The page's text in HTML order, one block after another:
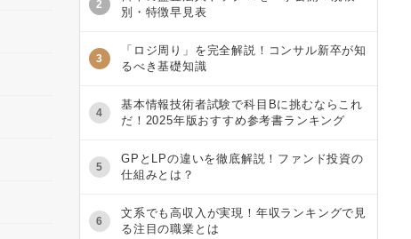
2
別・特徴早見表
3
「ロジ周り」を完全解説！コンサル新卒が知
るべき基礎知識
4
基本情報技術者試験で科目Bに挑むならこれ
だ！2025年版おすすめ参考書ランキング
5
GPとLPの違いを徹底解説！ファンド投資の
仕組みとは？
6
文系でも高収入が実現！年収ランキングで見
る注目の職業とは